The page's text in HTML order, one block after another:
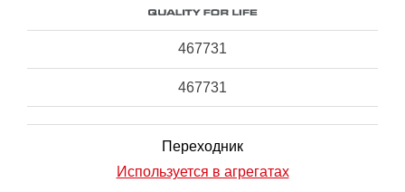
467731
467731
Переходник
Используется в агрегатах